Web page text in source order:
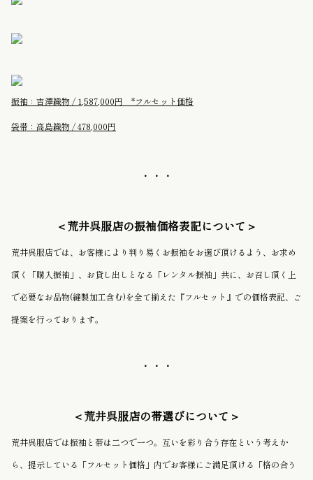
振袖：吉澤織物 / 1,587,000円 *フルセット価格
袋帯：高島織物 / 478,000円
・・・
＜荒井呉服店の振袖価格表記について＞
荒井呉服店では、お客様により判り易くお振袖をお選び頂けるよう、お求め
頂く「購入振袖」、お貸し出しとなる「レンタル振袖」共に、お召し頂く上
で必要なお品物(縫製加工含む)を全て揃えた『フルセット』での価格表記、ご
提案を行っております。
・・・
＜荒井呉服店の帯選びについて＞
荒井呉服店では振袖と帯は二つで一つ。互いを彩り合う存在という考えか
ら、提示している「フルセット価格」内でお客様にご満足頂ける「格の合う